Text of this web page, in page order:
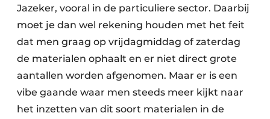
Jazeker, vooral in de particuliere sector. Daarbij
moet je dan wel rekening houden met het feit
dat men graag op vrijdagmiddag of zaterdag
de materialen ophaalt en er niet direct grote
aantallen worden afgenomen. Maar er is een
vibe gaande waar men steeds meer kijkt naar
het inzetten van dit soort materialen in de